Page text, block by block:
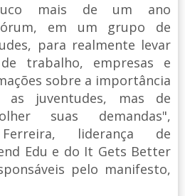
mais de um ano
em um grupo de
para realmente levar
trabalho, empresas e
sobre a importância
juventudes, mas de
suas demandas",
liderança de
Edu e do It Gets Better
pelo manifesto,